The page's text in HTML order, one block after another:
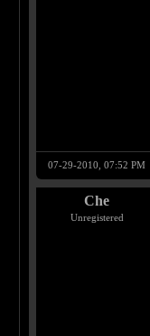
07-29-2010, 07:52 PM
Che
Unregistered